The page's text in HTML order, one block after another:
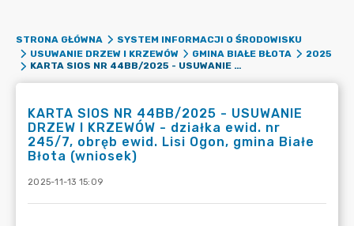
STRONA GŁÓWNA
SYSTEM INFORMACJI O ŚRODOWISKU
USUWANIE DRZEW I KRZEWÓW
GMINA BIAŁE BŁOTA
2025
KARTA SIOS NR 44BB/2025 - USUWANIE DRZEW I KRZEWÓW - DZIAŁKA EWID. NR 245/7, OBRĘB EWID. LISI OGON, GMINA BIAŁE BŁOTA (WNIOSEK)
KARTA SIOS NR 44BB/2025 - USUWANIE
DRZEW I KRZEWÓW - działka ewid. nr
245/7, obręb ewid. Lisi Ogon, gmina Białe
Błota (wniosek)
2025-11-13 15:09